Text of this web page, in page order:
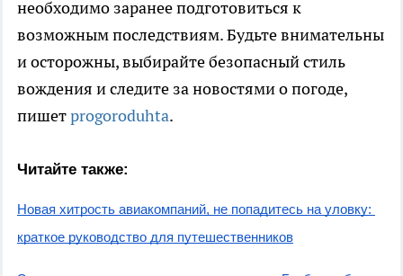
необходимо заранее подготовиться к
возможным последствиям. Будьте внимательны
и осторожны, выбирайте безопасный стиль
вождения и следите за новостями о погоде,
пишетprogoroduhta.
Читайте также:
Новая хитрость авиакомпаний, не попадитесь на уловку:
краткое руководство для путешественников